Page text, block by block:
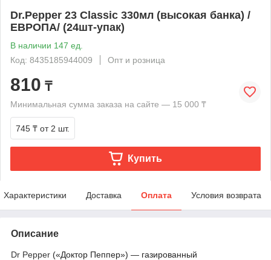
Dr.Pepper 23 Classic 330мл (высокая банка) /
ЕВРОПА/ (24шт-упак)
В наличии 147 ед.
Код: 8435185944009
Опт и розница
810 ₸
Минимальная сумма заказа на сайте — 15 000 ₸
745 ₸ от 2 шт.
Купить
Характеристики Доставка Оплата Условия возврата
Описание
Dr Pepper («Доктор Пеппер») — газированный